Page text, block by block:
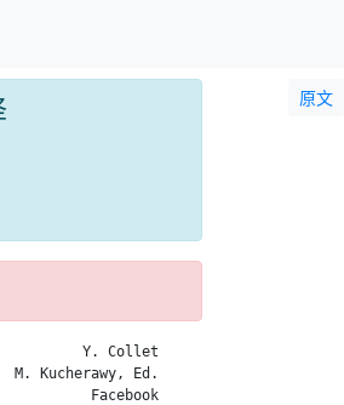
原文
Y. Collet
Kucherawy, Ed.
Facebook